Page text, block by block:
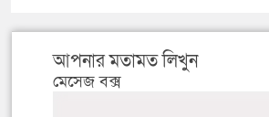
আপনার মতামত লিখুন
মেসেজ বক্স